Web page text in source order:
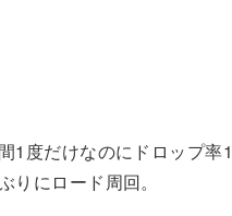
1度だけなのにドロップ率
にロード周回。